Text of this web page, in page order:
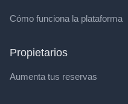
Cómo funciona la plataforma
Propietarios
Aumenta tus reservas